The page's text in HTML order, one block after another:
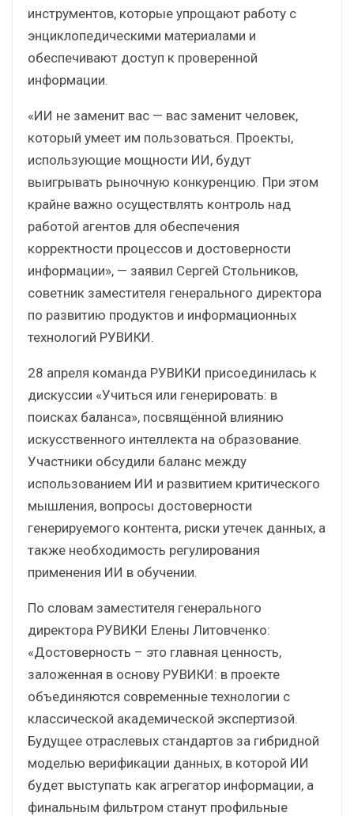
инструментов, которые упрощают работу с
энциклопедическими материалами и
обеспечивают доступ к проверенной
информации.
«ИИ не заменит вас — вас заменит человек,
который умеет им пользоваться. Проекты,
использующие мощности ИИ, будут
выигрывать рыночную конкуренцию. При этом
крайне важно осуществлять контроль над
работой агентов для обеспечения
корректности процессов и достоверности
информации», — заявил Сергей Стольников,
советник заместителя генерального директора
по развитию продуктов и информационных
технологий РУВИКИ.
28 апреля команда РУВИКИ присоединилась к
дискуссии «Учиться или генерировать: в
поисках баланса», посвящённой влиянию
искусственного интеллекта на образование.
Участники обсудили баланс между
использованием ИИ и развитием критического
мышления, вопросы достоверности
генерируемого контента, риски утечек данных, а
также необходимость регулирования
применения ИИ в обучении.
По словам заместителя генерального
директора РУВИКИ Елены Литовченко:
«Достоверность – это главная ценность,
заложенная в основу РУВИКИ: в проекте
объединяются современные технологии с
классической академической экспертизой.
Будущее отраслевых стандартов за гибридной
моделью верификации данных, в которой ИИ
будет выступать как агрегатор информации, а
финальным фильтром станут профильные